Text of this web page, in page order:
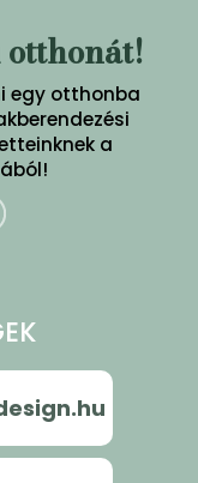
egy otthonba
a